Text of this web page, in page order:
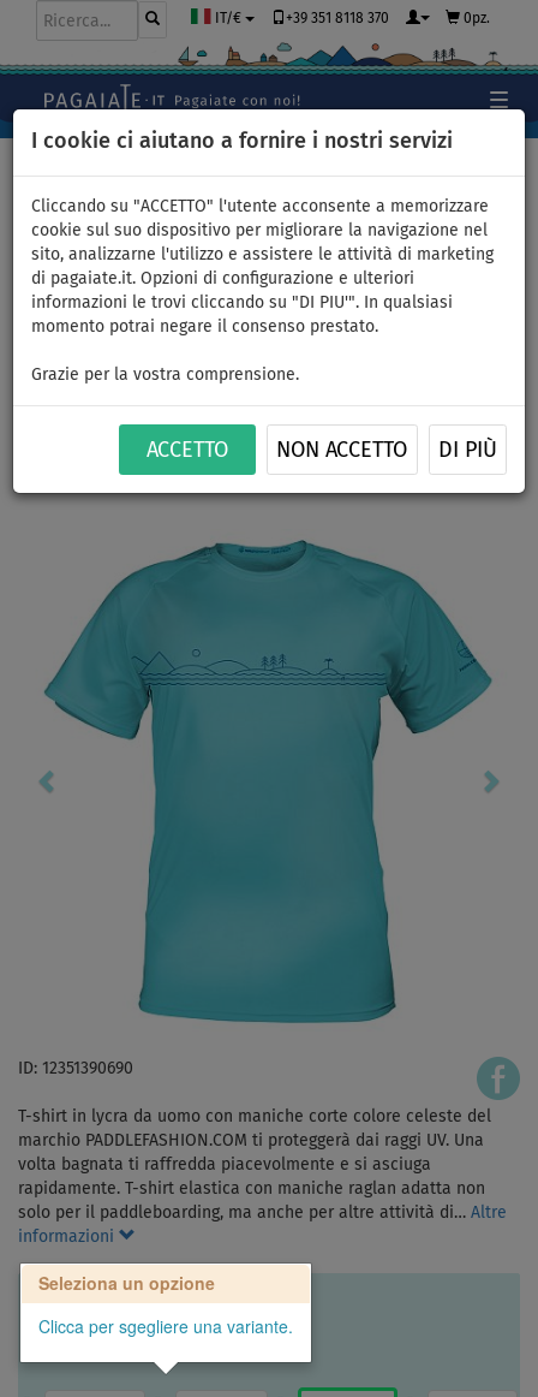
I cookie ci aiutano a fornire i nostri servizi
Cliccando su "ACCETTO" l'utente acconsente a memorizzare
cookie sul suo dispositivo per migliorare la navigazione nel
sito, analizzarne l'utilizzo e assistere le attività di marketing
di pagaiate.it. Opzioni di configurazione e ulteriori
informazioni le trovi cliccando su "DI PIU'". In qualsiasi
momento potrai negare il consenso prestato.
Grazie per la vostra comprensione.
ACCETTO NON ACCETTO DI PIÙ
IT/€ +39 351 8118 370 0pz.
T-shirt uomo
PADDLEBOARDING LIGHT BLUE
lycra manica corta - taglia: M
ID: 12351390690
T-shirt in lycra da uomo con maniche corte colore celeste del
marchio PADDLEFASHION.COM ti proteggerà dai raggi UV. Una
volta bagnata ti raffredda piacevolmente e si asciuga
rapidamente. T-shirt elastica con maniche raglan adatta non
solo per il paddleboarding, ma anche per altre attività di… Altre
informazioni
Seleziona un opzione
Clicca per sgegliere una variante.